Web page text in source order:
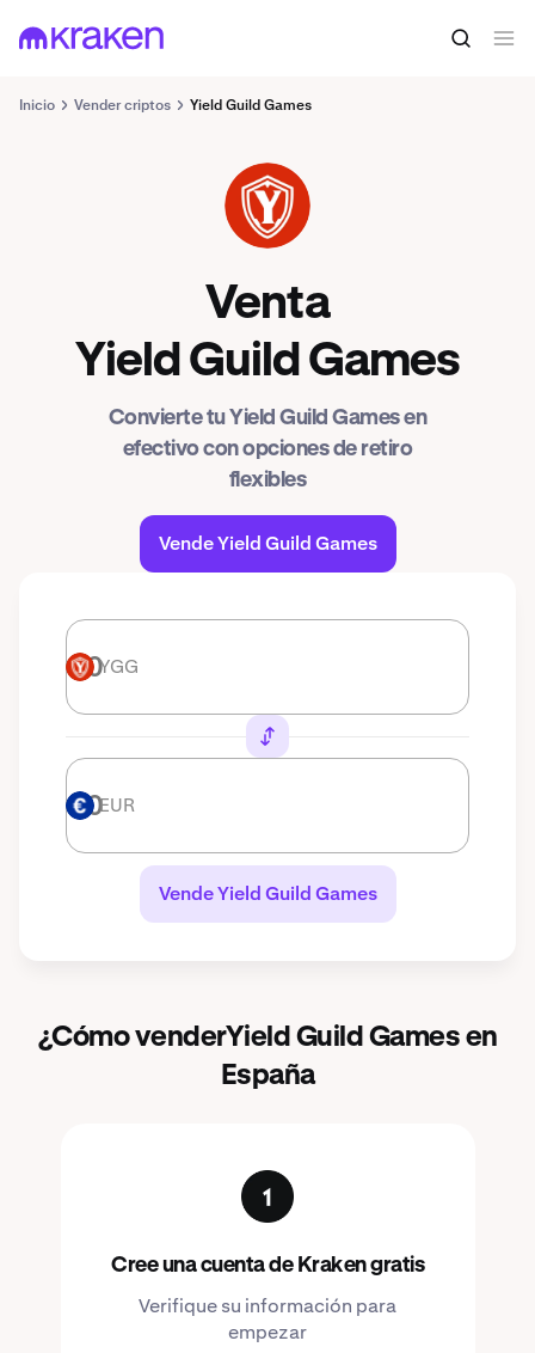
Inicio Vender criptos Yield Guild Games
YGG
Venta
Yield Guild Games
Convierte tu Yield Guild Games en
efectivo con opciones de retiro
flexibles
Vende Yield Guild Games
YGG YGG
EUR EUR
Vende Yield Guild Games
¿Cómo venderYield Guild Games en
España
Cree una cuenta de Kraken gratis
Verifique su información para
empezar